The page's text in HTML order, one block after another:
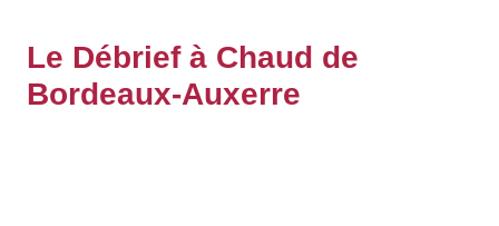
Le Débrief à Chaud de
Bordeaux-Auxerre